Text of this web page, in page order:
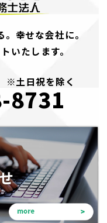
幸せな会社に。
いたします。
※土日祝を除く
8731